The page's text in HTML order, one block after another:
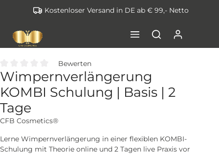
springenKostenloser Versand in DE ab € 99,- Netto
Durchschnittliche Bewertung von 0 von 5 Sternen
Bewerten
Wimpernverlängerung
KOMBI Schulung | Basis | 2
Tage
CFB Cosmetics®
Lerne Wimpernverlängerung in einer flexiblen KOMBI-
Schulung mit Theorie online und 2 Tagen live Praxis vor